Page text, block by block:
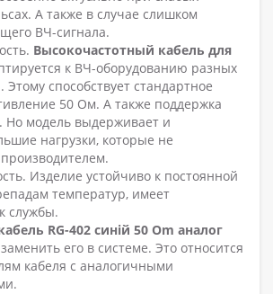
А также в случае слишком
ВЧ-сигнала.
Высокочастотный кабель для
к ВЧ-оборудованию разных
Этому способствует стандартное
50 Ом. А также поддержка
Но модель выдерживает и
нагрузки, которые не
Изделие устойчиво к постоянной
температур, имеет
службы.
RG-402 синій 50 Om аналог
его в системе. Это относится
кабеля с аналогичными